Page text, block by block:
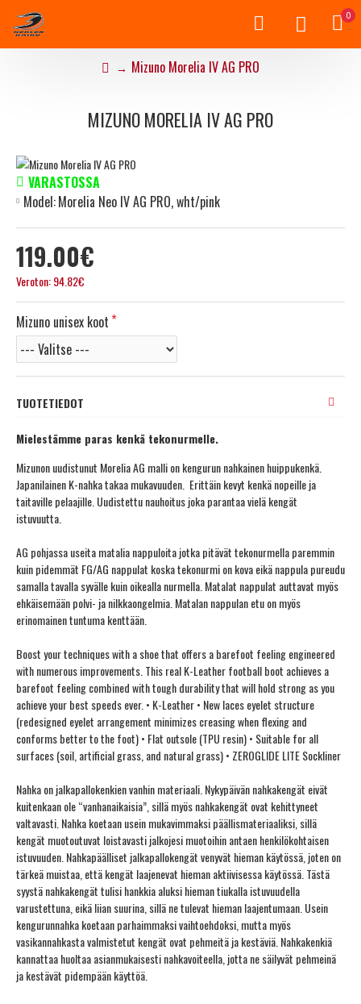
0
Mizuno Morelia IV AG PRO
MIZUNO MORELIA IV AG PRO
119.00€
Veroton: 94.82€
VARASTOSSA
Model:Morelia Neo IV AG PRO, wht/pink
Mizuno unisex koot
TUOTETIEDOT
Mielestämme paras kenkä tekonurmelle.
Mizunon uudistunut Morelia AG malli on kengurun nahkainen huippukenkä.
Japanilainen K-nahka takaa mukavuuden. Erittäin kevyt kenkä nopeille ja
taitaville pelaajille. Uudistettu nauhoitus joka parantaa vielä kengät
istuvuutta.
AG pohjassa useita matalia nappuloita jotka pitävät tekonurmella paremmin
kuin pidemmät FG/AG nappulat koska tekonurmi on kova eikä nappula pureudu
samalla tavalla syvälle kuin oikealla nurmella. Matalat nappulat auttavat myös
ehkäisemään polvi- ja nilkkaongelmia. Matalan nappulan etu on myös
erinomainen tuntuma kenttään.
Boost your techniques with a shoe that offers a barefoot feeling engineered
with numerous improvements. This real K-Leather football boot achieves a
barefoot feeling combined with tough durability that will hold strong as you
achieve your best speeds ever. • K-Leather • New laces eyelet structure
(redesigned eyelet arrangement minimizes creasing when flexing and
conforms better to the foot) • Flat outsole (TPU resin) • Suitable for all
surfaces (soil, artificial grass, and natural grass) • ZEROGLIDE LITE Sockliner
Nahka on jalkapallokenkien vanhin materiaali. Nykypäivän nahkakengät eivät
kuitenkaan ole “vanhanaikaisia”, sillä myös nahkakengät ovat kehittyneet
valtavasti. Nahka koetaan usein mukavimmaksi päällismateriaaliksi, sillä
kengät muotoutuvat loistavasti jalkojesi muotoihin antaen henkilökohtaisen
istuvuuden. Nahkapäälliset jalkapallokengät venyvät hieman käytössä, joten on
tärkeä muistaa, että kengät laajenevat hieman aktiivisessa käytössä. Tästä
syystä nahkakengät tulisi hankkia aluksi hieman tiukalla istuvuudella
varustettuna, eikä liian suurina, sillä ne tulevat hieman laajentumaan. Usein
kengurunnahka koetaan parhaimmaksi vaihtoehdoksi, mutta myös
vasikannahkasta valmistetut kengät ovat pehmeitä ja kestäviä. Nahkakenkiä
kannattaa huoltaa asianmukaisesti nahkavoiteella, jotta ne säilyvät pehmeinä
ja kestävät pidempään käyttöä.